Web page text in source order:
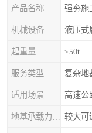
产品名称 强夯施
机械设备 液压式
起重量 ≥50t
服务类型 复杂地
适用场景 高速公
较大可